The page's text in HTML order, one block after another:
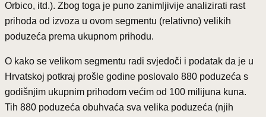
Orbico, itd.). Zbog toga je puno zanimljivije analizirati rast
prihoda od izvoza u ovom segmentu (relativno) velikih
poduzeća prema ukupnom prihodu.
O kako se velikom segmentu radi svjedoči i podatak da je u
Hrvatskoj potkraj prošle godine poslovalo 880 poduzeća s
godišnjim ukupnim prihodom većim od 100 milijuna kuna.
Tih 880 poduzeća obuhvaća sva velika poduzeća (njih